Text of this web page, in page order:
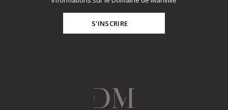
S'INSCRIRE